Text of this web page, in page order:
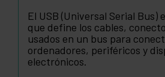
El USB (Universal Serial Bus)
que define los cables,
usados en un bus para
ordenadores, periféricos y
electrónicos.